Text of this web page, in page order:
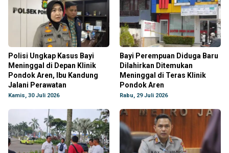
Polisi Ungkap Kasus Bayi
Meninggal di Depan Klinik
Pondok Aren, Ibu Kandung
Jalani Perawatan
Kamis, 30 Juli 2026
Bayi Perempuan Diduga Baru
Dilahirkan Ditemukan
Meninggal di Teras Klinik
Pondok Aren
Rabu, 29 Juli 2026